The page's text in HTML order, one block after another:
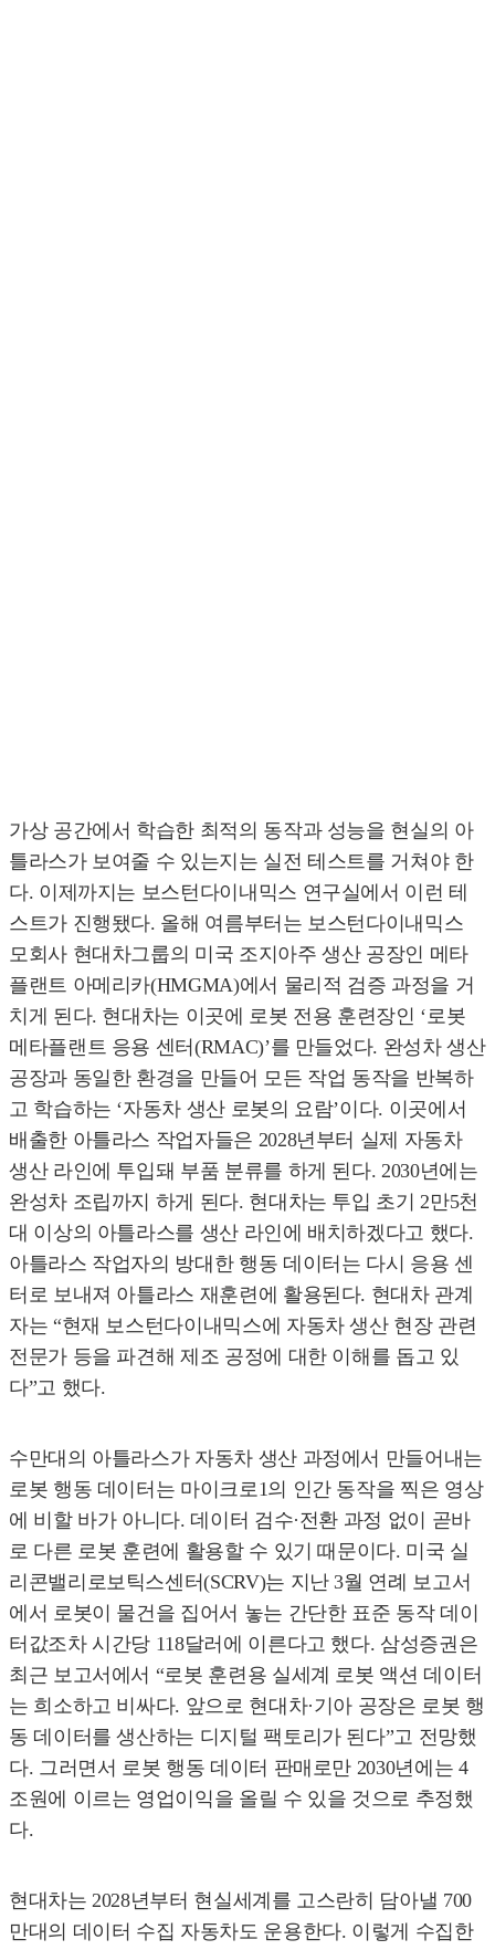
가상 공간에서 학습한 최적의 동작과 성능을 현실의 아
틀라스가 보여줄 수 있는지는 실전 테스트를 거쳐야 한
다. 이제까지는 보스턴다이내믹스 연구실에서 이런 테
스트가 진행됐다. 올해 여름부터는 보스턴다이내믹스
모회사 현대차그룹의 미국 조지아주 생산 공장인 메타
플랜트 아메리카(HMGMA)에서 물리적 검증 과정을 거
치게 된다. 현대차는 이곳에 로봇 전용 훈련장인 ‘로봇
메타플랜트 응용 센터(RMAC)’를 만들었다. 완성차 생산
공장과 동일한 환경을 만들어 모든 작업 동작을 반복하
고 학습하는 ‘자동차 생산 로봇의 요람’이다. 이곳에서
배출한 아틀라스 작업자들은 2028년부터 실제 자동차
생산 라인에 투입돼 부품 분류를 하게 된다. 2030년에는
완성차 조립까지 하게 된다. 현대차는 투입 초기 2만5천
대 이상의 아틀라스를 생산 라인에 배치하겠다고 했다.
아틀라스 작업자의 방대한 행동 데이터는 다시 응용 센
터로 보내져 아틀라스 재훈련에 활용된다. 현대차 관계
자는 “현재 보스턴다이내믹스에 자동차 생산 현장 관련
전문가 등을 파견해 제조 공정에 대한 이해를 돕고 있
다”고 했다.
수만대의 아틀라스가 자동차 생산 과정에서 만들어내는
로봇 행동 데이터는 마이크로1의 인간 동작을 찍은 영상
에 비할 바가 아니다. 데이터 검수·전환 과정 없이 곧바
로 다른 로봇 훈련에 활용할 수 있기 때문이다. 미국 실
리콘밸리로보틱스센터(SCRV)는 지난 3월 연례 보고서
에서 로봇이 물건을 집어서 놓는 간단한 표준 동작 데이
터값조차 시간당 118달러에 이른다고 했다. 삼성증권은
최근 보고서에서 “로봇 훈련용 실세계 로봇 액션 데이터
는 희소하고 비싸다. 앞으로 현대차·기아 공장은 로봇 행
동 데이터를 생산하는 디지털 팩토리가 된다”고 전망했
다. 그러면서 로봇 행동 데이터 판매로만 2030년에는 4
조원에 이르는 영업이익을 올릴 수 있을 것으로 추정했
다.
현대차는 2028년부터 현실세계를 고스란히 담아낼 700
만대의 데이터 수집 자동차도 운용한다. 이렇게 수집한